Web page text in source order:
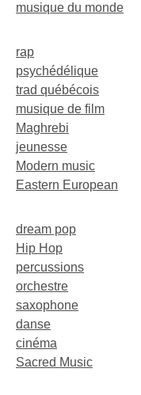
musique du monde
rap
psychédélique
trad québécois
musique de film
Maghrebi
jeunesse
Modern music
Eastern European
dream pop
Hip Hop
percussions
orchestre
saxophone
danse
cinéma
Sacred Music